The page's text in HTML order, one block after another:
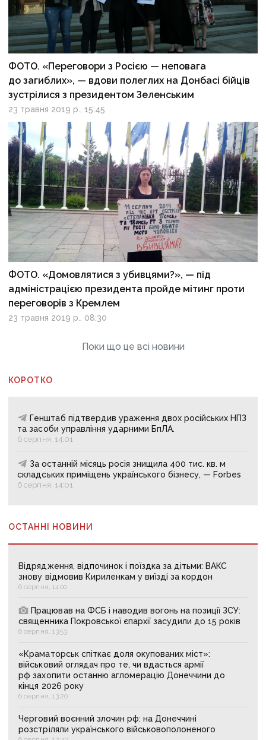
ФОТО. «Переговори з Росією — неповага
до загиблих», — вдови полеглих на Донбасі бійців
зустрілися з президентом Зеленським
23 травня 2019 р., 15:45
ФОТО. «Домовлятися з убивцями?», — під
адміністрацією президента пройде мітинг проти
переговорів з Кремлем
23 травня 2019 р., 08:30
Поки що це всі новини
КОРОТКО
Генштаб підтвердив ураження двох російських НПЗ
та засоби управління ударними БпЛА.
6 серпня, 14:01
За останній місяць росія знищила 400 тис. кв. м
складських приміщень українського бізнесу, — Forbes
6 серпня, 14:01
ОСТАННІ НОВИНИ
Відрядження, відпочинок і поїздка за дітьми: ВАКС
знову відмовив Кириленкам у виїзді за кордон
6 серпня, 14:00
Працював на ФСБ і наводив вогонь на позиції ЗСУ:
священника Покровської єпархії засудили до 15 років
6 серпня, 13:53
«Краматорськ спіткає доля окупованих міст»:
військовий оглядач про те, чи вдасться армії
рф захопити останню агломерацію Донеччини до
кінця 2026 року
6 серпня, 13:20
Черговий воєнний злочин рф: на Донеччині
розстріляли українського військовополоненого